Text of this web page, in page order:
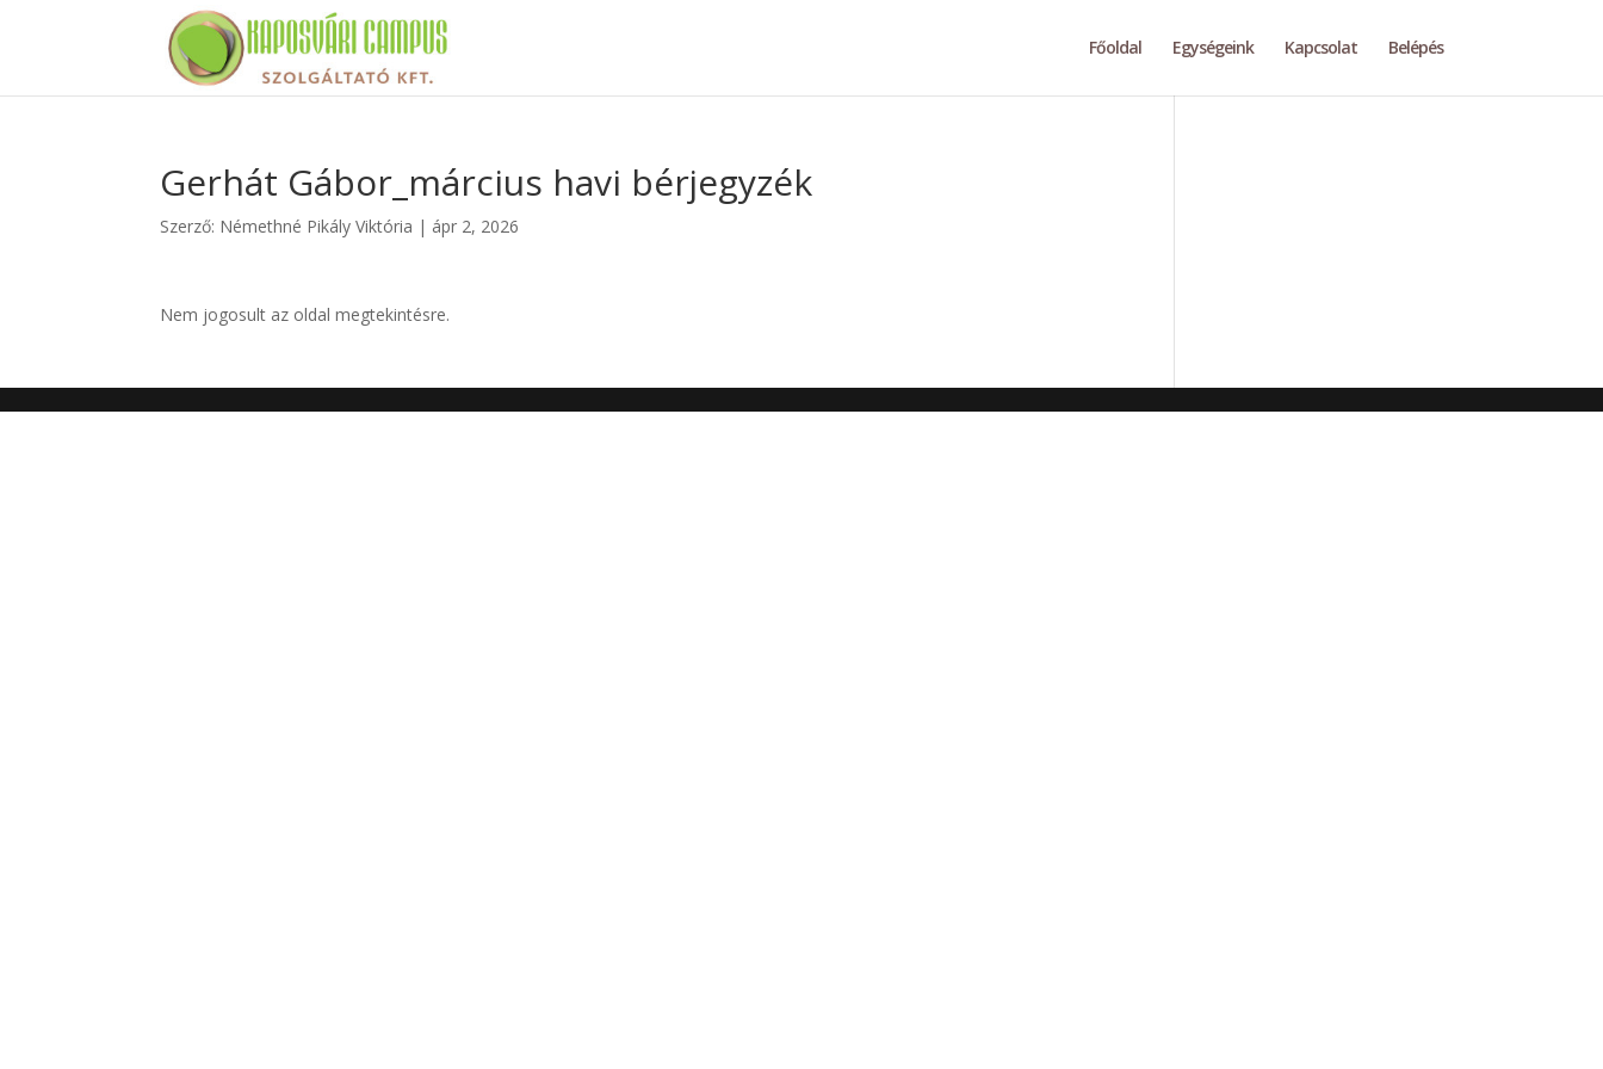
Főoldal Egységeink Kapcsolat Belépés
Gerhát Gábor_március havi bérjegyzék
Szerző: Némethné Pikály Viktória | ápr 2, 2026
Nem jogosult az oldal megtekintésre.